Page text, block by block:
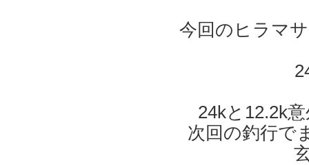
今回のヒラマ
24kと12.2k
次回の釣行で